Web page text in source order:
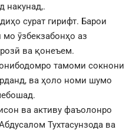
накунад,.
сурат гирифт. Барои
ӯзбекзабонҳо аз
розӣ ва қонеъем.
тамоми сокнони
ва ҳоло номи шумо
ва активу фаъолонро
Тухтасунзода ва